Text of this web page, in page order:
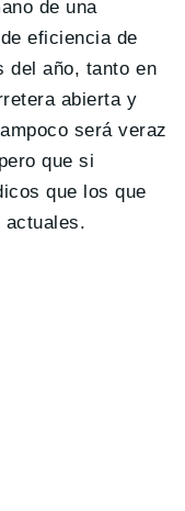
de una
eficiencia de
del año, tanto en
abierta y
será veraz
que si
que los que
actuales.